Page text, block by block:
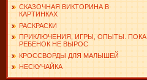
СКАЗОЧНАЯ ВИКТОРИНА В
КАРТИНКАХ
РАСКРАСКИ
ПРИКЛЮЧЕНИЯ, ИГРЫ, ОПЫТЫ. ПОКА
РЕБЕНОК НЕ ВЫРОС
КРОССВОРДЫ ДЛЯ МАЛЫШЕЙ
НЕСКУЧАЙКА